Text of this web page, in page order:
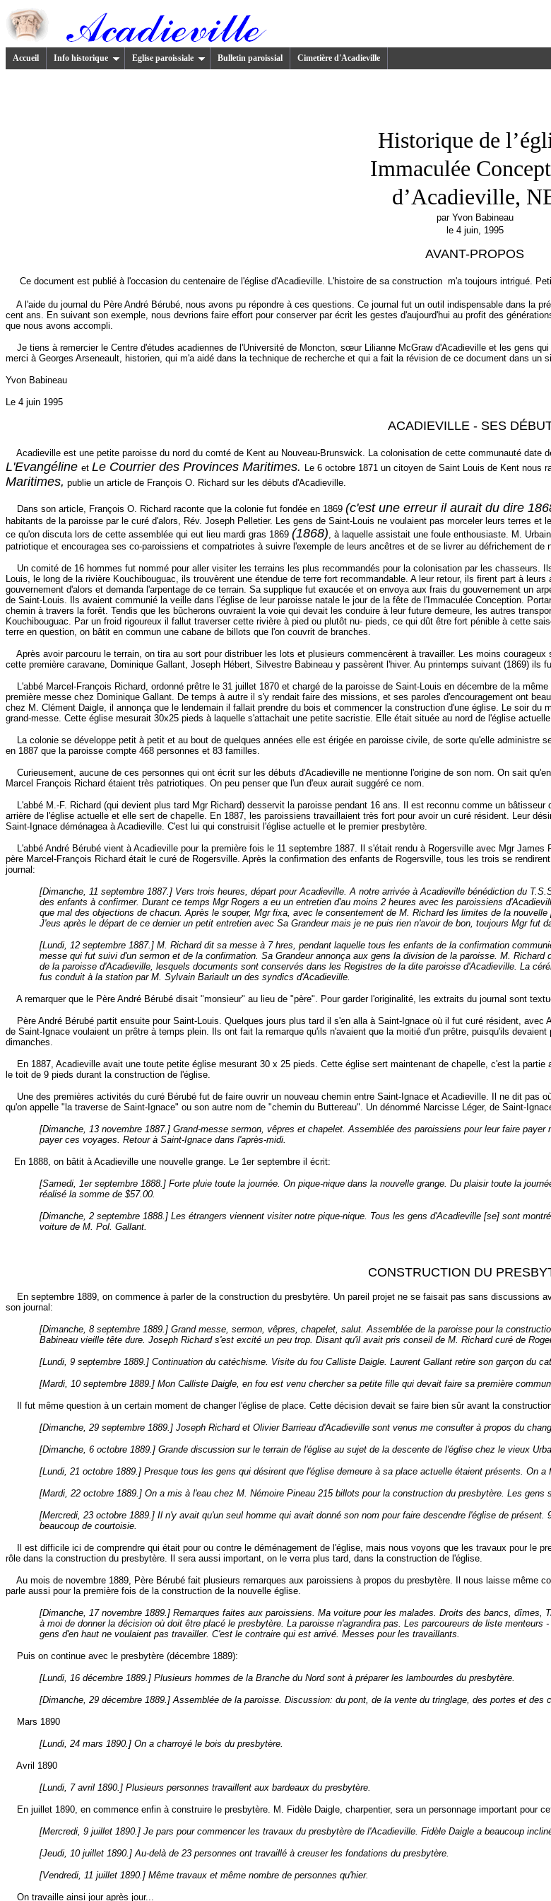
Accueil Info historique Eglise paroissiale Bulletin paroissial Cimetière d'Acadieville
Historique de
Immaculée
d’Acadieville,
par Yvon Babineau
le 4 juin, 1995
AVANT-PROPOS
Ce document est publié à l'occasion du centenaire de l'église d'Acadieville. L'histoire de sa construction m'a toujours intrigué.
A l'aide du journal du Père André Bérubé, nous avons pu répondre à ces questions. Ce journal fut un outil indispensable dans la
cent ans. En suivant son exemple, nous devrions faire effort pour conserver par écrit les gestes d'aujourd'hui au profit des
que nous avons accompli.
Je tiens à remercier le Centre d'études acadiennes de l'Université de Moncton, sœur Lilianne McGraw d'Acadieville et les gens
merci à Georges Arseneault, historien, qui m'a aidé dans la technique de recherche et qui a fait la révision de ce document dans un
Yvon Babineau
Le 4 juin 1995
ACADIEVILLE - SES
Acadieville est une petite paroisse du nord du comté de Kent au Nouveau-Brunswick. La colonisation de cette communauté date
L'Evangéline et Le Courrier des Provinces Maritimes. Le 6 octobre 1871 un citoyen de Saint Louis de Kent nous
Maritimes, publie un article de François O. Richard sur les débuts d'Acadieville.
Dans son article, François O. Richard raconte que la colonie fut fondée en 1869 (c'est une erreur il aurait du dire
habitants de la paroisse par le curé d'alors, Rév. Joseph Pelletier. Les gens de Saint-Louis ne voulaient pas morceler leurs terres
ce qu'on discuta lors de cette assemblée qui eut lieu mardi gras 1869 (1868), à laquelle assistait une foule enthousiaste. M.
patriotique et encouragea ses co-paroissiens et compatriotes à suivre l'exemple de leurs ancêtres et de se livrer au défrichement de
Un comité de 16 hommes fut nommé pour aller visiter les terrains les plus recommandés pour la colonisation par les chasseurs.
Louis, le long de la rivière Kouchibouguac, ils trouvèrent une étendue de terre fort recommandable. A leur retour, ils firent part à
gouvernement d'alors et demanda l'arpentage de ce terrain. Sa supplique fut exaucée et on envoya aux frais du gouvernement un
de Saint-Louis. Ils avaient communié la veille dans l'église de leur paroisse natale le jour de la fête de l'Immaculée Conception.
chemin à travers la forêt. Tendis que les bûcherons ouvraient la voie qui devait les conduire à leur future demeure, les autres
Kouchibouguac. Par un froid rigoureux il fallut traverser cette rivière à pied ou plutôt nu- pieds, ce qui dût être fort pénible à cette
terre en question, on bâtit en commun une cabane de billots que l'on couvrit de branches.
Après avoir parcouru le terrain, on tira au sort pour distribuer les lots et plusieurs commencèrent à travailler. Les moins
cette première caravane, Dominique Gallant, Joseph Hébert, Silvestre Babineau y passèrent l'hiver. Au printemps suivant (1869) ils
L'abbé Marcel-François Richard, ordonné prêtre le 31 juillet 1870 et chargé de la paroisse de Saint-Louis en décembre de la
première messe chez Dominique Gallant. De temps à autre il s'y rendait faire des missions, et ses paroles d'encouragement ont
chez M. Clément Daigle, il annonça que le lendemain il fallait prendre du bois et commencer la construction d'une église. Le soir
grand-messe. Cette église mesurait 30x25 pieds à laquelle s'attachait une petite sacristie. Elle était située au nord de l'église
La colonie se développe petit à petit et au bout de quelques années elle est érigée en paroisse civile, de sorte qu'elle administre
en 1887 que la paroisse compte 468 personnes et 83 familles.
Curieusement, aucune de ces personnes qui ont écrit sur les débuts d'Acadieville ne mentionne l'origine de son nom. On sait
Marcel François Richard étaient très patriotiques. On peu penser que l'un d'eux aurait suggéré ce nom.
L'abbé M.-F. Richard (qui devient plus tard Mgr Richard) desservit la paroisse pendant 16 ans. Il est reconnu comme un
arrière de l'église actuelle et elle sert de chapelle. En 1887, les paroissiens travaillaient très fort pour avoir un curé résident. Leur
Saint-Ignace déménagea à Acadieville. C'est lui qui construisit l'église actuelle et le premier presbytère.
L'abbé André Bérubé vient à Acadieville pour la première fois le 11 septembre 1887. Il s'était rendu à Rogersville avec Mgr
père Marcel-François Richard était le curé de Rogersville. Après la confirmation des enfants de Rogersville, tous les trois se
journal:
[Dimanche, 11 septembre 1887.] Vers trois heures, départ pour Acadieville. A notre arrivée à Acadieville bénédiction du
des enfants à confirmer. Durant ce temps Mgr Rogers a eu un entretien d'au moins 2 heures avec les paroissiens
que mal des objections de chacun. Après le souper, Mgr fixa, avec le consentement de M. Richard les limites de la
J'eus après le départ de ce dernier un petit entretien avec Sa Grandeur mais je ne puis rien n'avoir de bon, toujours Mgr fut
[Lundi, 12 septembre 1887.] M. Richard dit sa messe à 7 hres, pendant laquelle tous les enfants de la confirmation
messe qui fut suivi d'un sermon et de la confirmation. Sa Grandeur annonça aux gens la division de la paroisse. M.
de la paroisse d'Acadieville, lesquels documents sont conservés dans les Registres de la dite paroisse d'Acadieville. La
fus conduit à la station par M. Sylvain Bariault un des syndics d'Acadieville.
A remarquer que le Père André Bérubé disait "monsieur" au lieu de "père". Pour garder l'originalité, les extraits du journal sont
Père André Bérubé partit ensuite pour Saint-Louis. Quelques jours plus tard il s'en alla à Saint-Ignace où il fut curé résident,
de Saint-Ignace voulaient un prêtre à temps plein. Ils ont fait la remarque qu'ils n'avaient que la moitié d'un prêtre, puisqu'ils
dimanches.
En 1887, Acadieville avait une toute petite église mesurant 30 x 25 pieds. Cette église sert maintenant de chapelle, c'est la
le toit de 9 pieds durant la construction de l'église.
Une des premières activités du curé Bérubé fut de faire ouvrir un nouveau chemin entre Saint-Ignace et Acadieville. Il ne dit pas
qu'on appelle "la traverse de Saint-Ignace" ou son autre nom de "chemin du Buttereau". Un dénommé Narcisse Léger, de Saint-
[Dimanche, 13 novembre 1887.] Grand-messe sermon, vêpres et chapelet. Assemblée des paroissiens pour leur faire
payer ces voyages. Retour à Saint-Ignace dans l'après-midi.
En 1888, on bâtit à Acadieville une nouvelle grange. Le 1er septembre il écrit:
[Samedi, 1er septembre 1888.] Forte pluie toute la journée. On pique-nique dans la nouvelle grange. Du plaisir toute la
réalisé la somme de $57.00.
[Dimanche, 2 septembre 1888.] Les étrangers viennent visiter notre pique-nique. Tous les gens d'Acadieville [se] sont
voiture de M. Pol. Gallant.
CONSTRUCTION DU
En septembre 1889, on commence à parler de la construction du presbytère. Un pareil projet ne se faisait pas sans discussions
son journal:
[Dimanche, 8 septembre 1889.] Grand messe, sermon, vêpres, chapelet, salut. Assemblée de la paroisse pour la
Babineau vieille tête dure. Joseph Richard s'est excité un peu trop. Disant qu'il avait pris conseil de M. Richard curé de
[Lundi, 9 septembre 1889.] Continuation du catéchisme. Visite du fou Calliste Daigle. Laurent Gallant retire son garçon du
[Mardi, 10 septembre 1889.] Mon Calliste Daigle, en fou est venu chercher sa petite fille qui devait faire sa première
Il fut même question à un certain moment de changer l'église de place. Cette décision devait se faire bien sûr avant la
[Dimanche, 29 septembre 1889.] Joseph Richard et Olivier Barrieau d'Acadieville sont venus me consulter à propos du
[Dimanche, 6 octobre 1889.] Grande discussion sur le terrain de l'église au sujet de la descente de l'église chez le vieux
[Lundi, 21 octobre 1889.] Presque tous les gens qui désirent que l'église demeure à sa place actuelle étaient présents. On a
[Mardi, 22 octobre 1889.] On a mis à l'eau chez M. Némoire Pineau 215 billots pour la construction du presbytère. Les gens
[Mercredi, 23 octobre 1889.] Il n'y avait qu'un seul homme qui avait donné son nom pour faire descendre l'église de
beaucoup de courtoisie.
Il est difficile ici de comprendre qui était pour ou contre le déménagement de l'église, mais nous voyons que les travaux pour le
rôle dans la construction du presbytère. Il sera aussi important, on le verra plus tard, dans la construction de l'église.
Au mois de novembre 1889, Père Bérubé fait plusieurs remarques aux paroissiens à propos du presbytère. Il nous laisse même
parle aussi pour la première fois de la construction de la nouvelle église.
[Dimanche, 17 novembre 1889.] Remarques faites aux paroissiens. Ma voiture pour les malades. Droits des bancs, dîmes,
à moi de donner la décision où doit être placé le presbytère. La paroisse n'agrandira pas. Les parcoureurs de liste
gens d'en haut ne voulaient pas travailler. C'est le contraire qui est arrivé. Messes pour les travaillants.
Puis on continue avec le presbytère (décembre 1889):
[Lundi, 16 décembre 1889.] Plusieurs hommes de la Branche du Nord sont à préparer les lambourdes du presbytère.
[Dimanche, 29 décembre 1889.] Assemblée de la paroisse. Discussion: du pont, de la vente du tringlage, des portes et des
Mars 1890
[Lundi, 24 mars 1890.] On a charroyé le bois du presbytère.
Avril 1890
[Lundi, 7 avril 1890.] Plusieurs personnes travaillent aux bardeaux du presbytère.
En juillet 1890, en commence enfin à construire le presbytère. M. Fidèle Daigle, charpentier, sera un personnage important pour
[Mercredi, 9 juillet 1890.] Je pars pour commencer les travaux du presbytère de l'Acadieville. Fidèle Daigle a beaucoup
[Jeudi, 10 juillet 1890.] Au-delà de 23 personnes ont travaillé à creuser les fondations du presbytère.
[Vendredi, 11 juillet 1890.] Même travaux et même nombre de personnes qu'hier.
On travaille ainsi jour après jour...